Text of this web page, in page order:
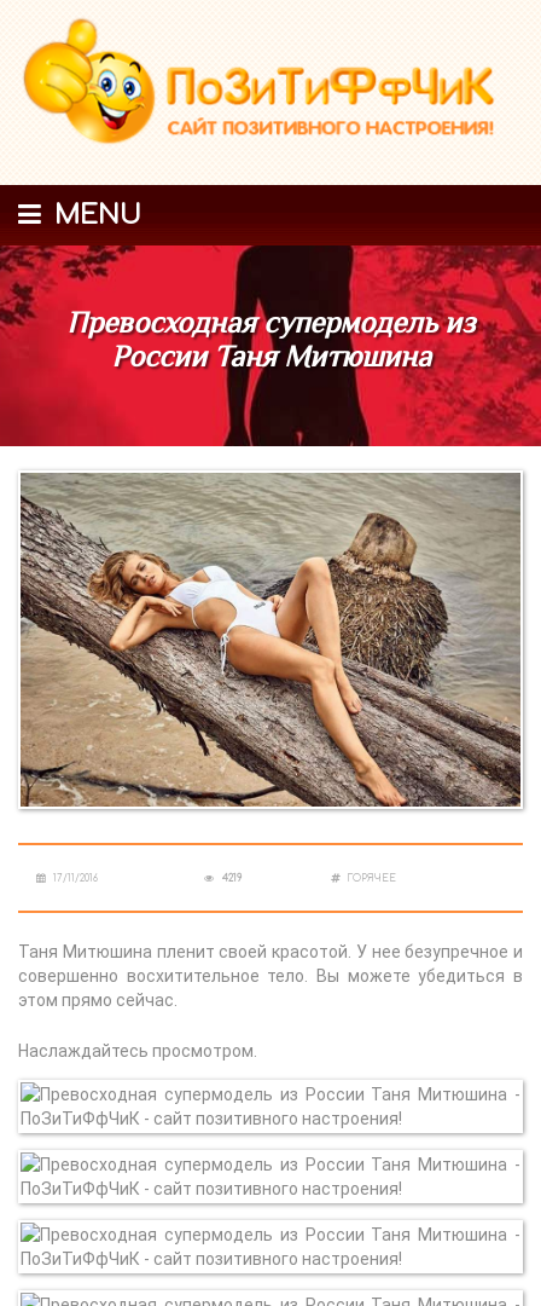
MENU
Превосходная супермодель из
России Таня Митюшина
17/11/2016 4219 ГОРЯЧЕЕ
Таня Митюшина пленит своей красотой. У нее безупречное и
совершенно восхитительное тело. Вы можете убедиться в
этом прямо сейчас.
Наслаждайтесь просмотром.